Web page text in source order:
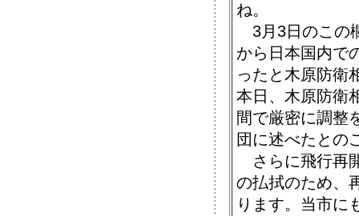
ね。
3月3日のこの
から日本国内で
ったと木原防衛
本日、木原防衛
間で厳密に調整
団に述べたとの
さらに飛行再
の払拭のため、
ります。当市に